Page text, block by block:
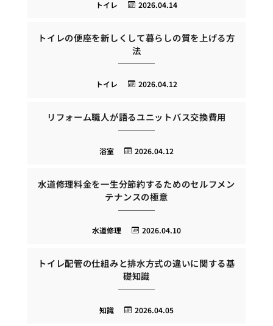
2026.04.14
トイレ
トイレの便座を新しくして暮らしの質を上げる方
法
2026.04.12
トイレ
リフォーム職人が語るユニットバス交換費用
2026.04.12
浴室
水道修理料金を一生分節約するためのセルフメン
テナンスの極意
2026.04.10
水道修理
トイレ配管の仕組みと排水方式の違いに関する基
礎知識
2026.04.05
知識